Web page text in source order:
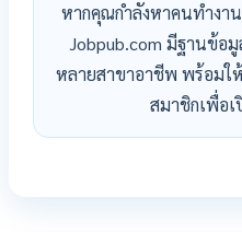
หากคุณกำลังหาคนทำง
Jobpub.com มีฐานข้อ
หลายสาขาอาชีพ พร้อม
สมาชิกเพื่อ